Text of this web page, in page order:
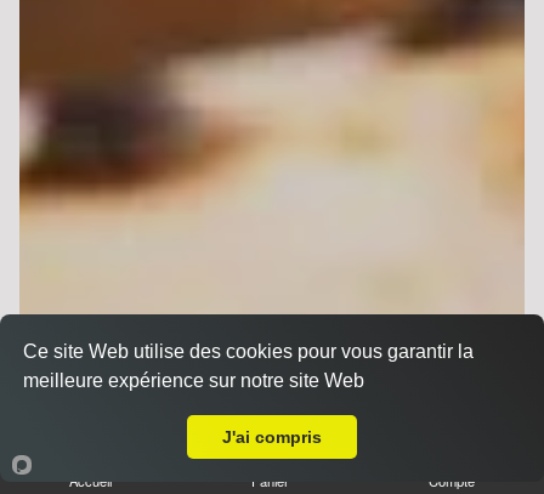
Accueil Panier Compte
Ce site Web utilise des cookies pour vous garantir la
meilleure expérience sur notre site Web
J'ai compris